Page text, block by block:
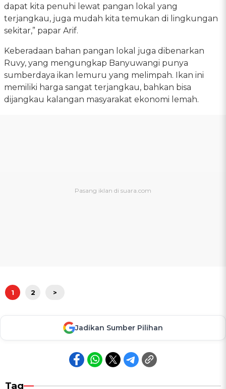
dapat kita penuhi lewat pangan lokal yang
terjangkau, juga mudah kita temukan di lingkungan
sekitar,” papar Arif.
Keberadaan bahan pangan lokal juga dibenarkan
Ruvy, yang mengungkap Banyuwangi punya
sumberdaya ikan lemuru yang melimpah. Ikan ini
memiliki harga sangat terjangkau, bahkan bisa
dijangkau kalangan masyarakat ekonomi lemah.
1 2 >
Jadikan Sumber Pilihan
Tag